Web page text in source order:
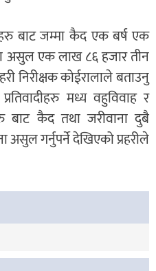
बाट जम्मा कैद एक बर्ष एक
असुल एक लाख ८६ हजार तीन
निरीक्षक कोईरालाले बताउनु
मध्य वहुविवाह र
बाट कैद तथा जरीवाना दुबै
असुल गर्नुपर्ने देखिएको प्रहरीले